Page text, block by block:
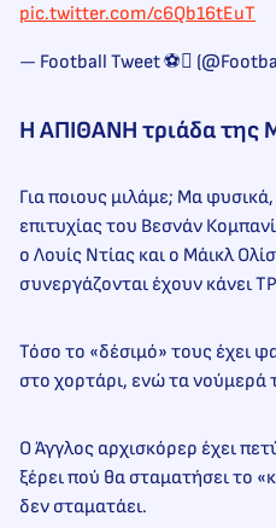
pic.twitter.com/c6Qb16tEuT
— Football Tweet ⚽
Η ΑΠΙΘΑΝΗ τριάδα της
Για ποιους μιλάμε; Μα
επιτυχίας του Βεσνάν
ο Λουίς Ντίας και ο Μάικλ
συνεργάζονται έχουν κάνει
Τόσο το «δέσιμό» τους έχει
στο χορτάρι, ενώ τα νούμερά
Ο Άγγλος αρχισκόρερ έχει
ξέρει πού θα σταματήσει το
δεν σταματάει.